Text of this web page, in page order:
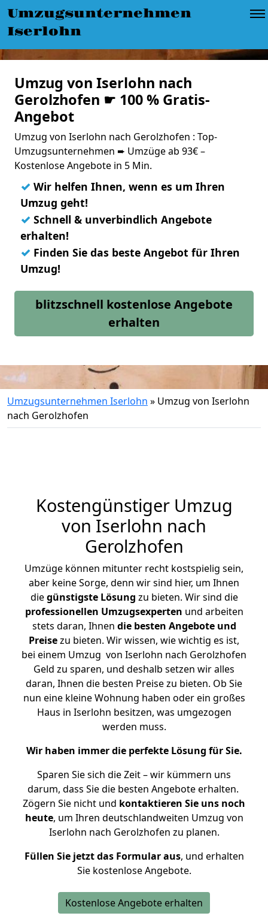
Umzugsunternehmen
Iserlohn
Umzug von Iserlohn nach
Gerolzhofen ☛ 100 % Gratis-
Angebot
Umzug von Iserlohn nach Gerolzhofen : Top-
Umzugsunternehmen ➨ Umzüge ab 93€ –
Kostenlose Angebote in 5 Min.
✓ Wir helfen Ihnen, wenn es um Ihren
Umzug geht!
✓ Schnell & unverbindlich Angebote
erhalten!
✓ Finden Sie das beste Angebot für Ihren
Umzug!
blitzschnell kostenlose Angebote
erhalten
Umzugsunternehmen Iserlohn » Umzug von Iserlohn
nach Gerolzhofen
Kostengünstiger Umzug
von Iserlohn nach
Gerolzhofen
Umzüge können mitunter recht kostspielig sein,
aber keine Sorge, denn wir sind hier, um Ihnen
diegünstigste Lösung zu bieten. Wir sind die
professionellen Umzugsexperten und arbeiten
stets daran, Ihnen die besten Angebote und
Preisezu bieten. Wir wissen, wie wichtig es ist,
bei einem Umzug von Iserlohn nach Gerolzhofen
Geld zu sparen, und deshalb setzen wir alles
daran, Ihnen die besten Preise zu bieten. Ob Sie
nun eine kleine Wohnung haben oder ein großes
Haus in Iserlohn besitzen, was umgezogen
werden muss.
Wir haben immer die perfekte Lösung für Sie.
Sparen Sie sich die Zeit – wir kümmern uns
darum, dass Sie die besten Angebote erhalten.
Zögern Sie nicht und kontaktieren Sie uns noch
heute, um Ihren deutschlandweiten Umzug von
Iserlohn nach Gerolzhofen zu planen.
Füllen Sie jetzt das Formular aus, und erhalten
Sie kostenlose Angebote.
Kostenlose Angebote erhalten